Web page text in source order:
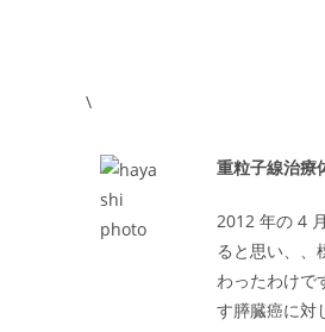
\
重粒子線治療
2012 年の 4
ると思い、、
わったわけで
す膵臓癌に対